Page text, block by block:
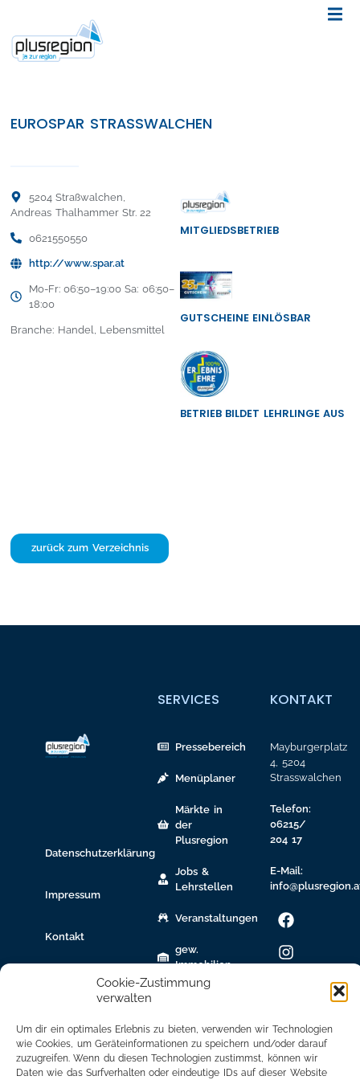
Cookie-Zustimmung
verwalten
Um dir ein optimales Erlebnis zu bieten, verwenden wir Technologien
wie Cookies, um Geräteinformationen zu speichern und/oder darauf
zuzugreifen. Wenn du diesen Technologien zustimmst, können wir
Daten wie das Surfverhalten oder eindeutige IDs auf dieser Website
EUROSPAR STRASSWALCHEN
5204 Straßwalchen,
Andreas Thalhammer Str. 22
0621550550
http://www.spar.at
Mo-Fr: 06:50–19:00 Sa: 06:50–
18:00
Branche: Handel, Lebensmittel
MITGLIEDSBETRIEB
GUTSCHEINE EINLÖSBAR
BETRIEB BILDET LEHRLINGE AUS
zurück zum Verzeichnis
Datenschutzerklärung
Impressum
Kontakt
SERVICES
Pressebereich
Menüplaner
Märkte in
der
Plusregion
Jobs &
Lehrstellen
Veranstaltungen
gew.
Immobilien
Newsletter
Anmeldung
Mitglied
KONTAKT
Mayburgerplatz
4, 5204
Strasswalchen
Telefon:
06215/
204 17
E-Mail: